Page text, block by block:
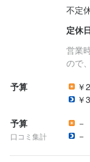
不定
定休日
営業
ので
予算
￥
￥
予算
口コミ集計
－
－
【新店舗オープニ
笑顔溢れる食体験
～＊～＊～＊～＊
月給いきなり36万
2005年創業の安定
皆どんどん昇給して
連休取得OK！朝は